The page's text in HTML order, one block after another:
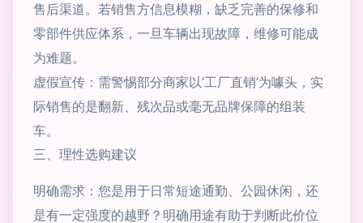
售后渠道。若销售方信息模糊，缺乏完善的保修和
零部件供应体系，一旦车辆出现故障，维修可能成
为难题。
虚假宣传：需警惕部分商家以‘工厂直销’为噱头，实
际销售的是翻新、残次品或毫无品牌保障的组装
车。
三、理性选购建议
明确需求：您是用于日常短途通勤、公园休闲，还
是有一定强度的越野？明确用途有助于判断此价位